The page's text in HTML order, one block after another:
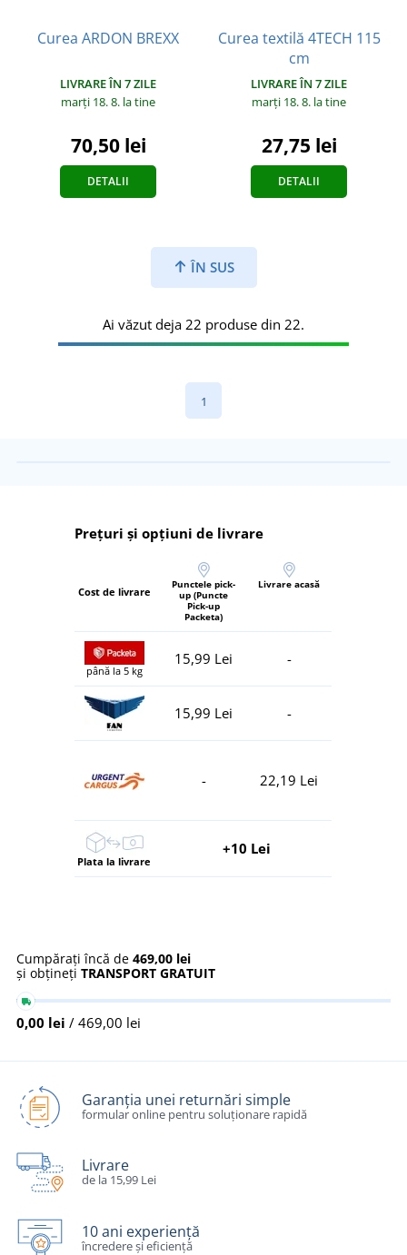
Curea ARDON BREXX
LIVRARE ÎN 7 ZILE
marți 18. 8. la tine
70,50 lei
DETALII
Curea textilă 4TECH 115
cm
LIVRARE ÎN 7 ZILE
marți 18. 8. la tine
27,75 lei
DETALII
ÎN SUS
Ai văzut deja 22 produse din 22.
1
Prețuri și opțiuni de livrare
Cost de livrare
Punctele pick-
up (Puncte
Pick-up
Packeta)
Livrare acasă
până la 5 kg
15,99 Lei -
15,99 Lei -
- 22,19 Lei
Plata la livrare
+10 Lei
Cumpărați încă de 469,00 lei
și obțineți TRANSPORT GRATUIT
0,00 lei / 469,00 lei
Garanția unei returnări simple
formular online pentru soluționare rapidă
Livrare
de la 15,99 Lei
10 ani experiență
încredere și eficiență